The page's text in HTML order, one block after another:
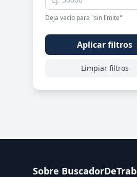
Deja vacío para "sin límite"
Aplicar filtros
Limpiar filtros
Sobre